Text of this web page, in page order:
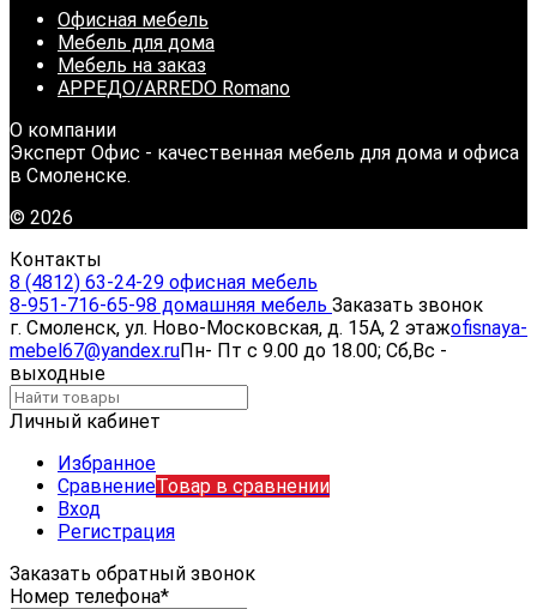
Офисная мебель
Мебель для дома
Мебель на заказ
АРРЕДО/ARREDO Romano
О компании
Эксперт Офис - качественная мебель для дома и офиса
в Смоленске.
© 2026
Контакты
8 (4812) 63-24-29 офисная мебель
8-951-716-65-98 домашняя мебель Заказать звонок
г. Смоленск, ул. Ново-Московская, д. 15А, 2 этажofisnaya-
mebel67@yandex.ruПн- Пт с 9.00 до 18.00; Сб,Вс -
выходные
Личный кабинет
Избранное
СравнениеТовар в сравнении
Вход
Регистрация
Заказать обратный звонок
Номер телефона*